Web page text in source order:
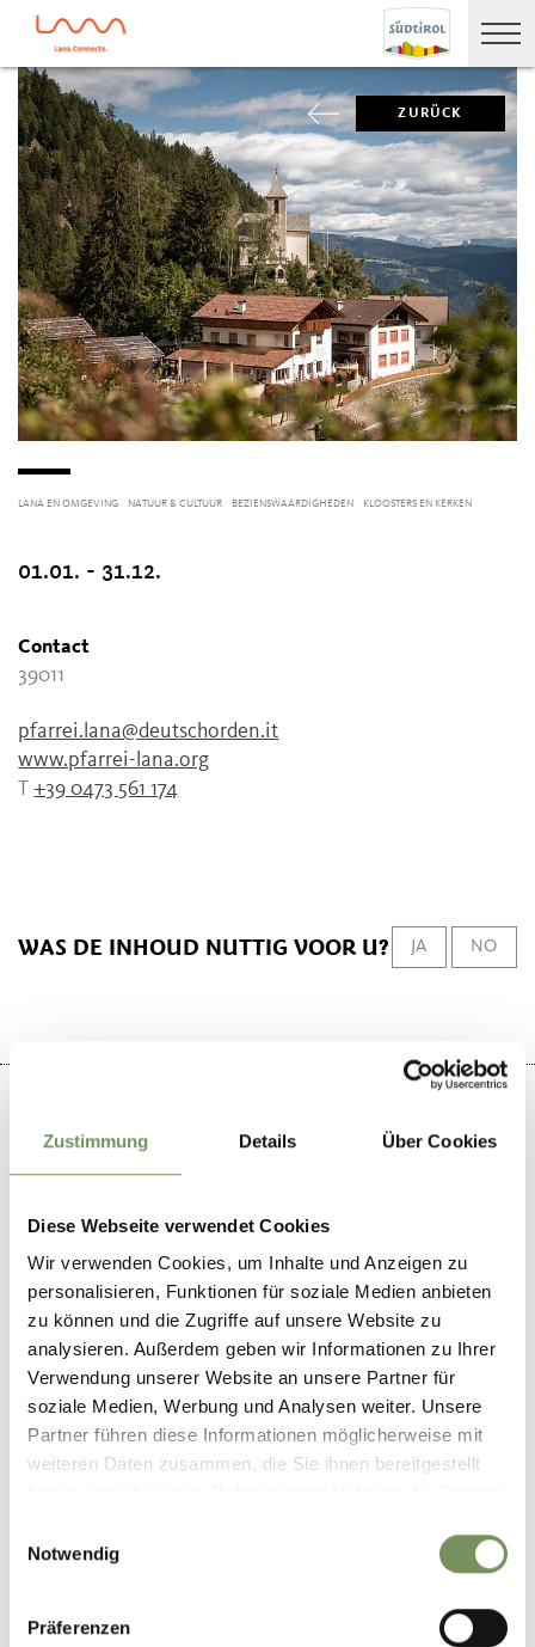
Zustimmung Details Über Cookies
Diese Webseite verwendet Cookies
Wir verwenden Cookies, um Inhalte und Anzeigen zu
personalisieren, Funktionen für soziale Medien anbieten
zu können und die Zugriffe auf unsere Website zu
analysieren. Außerdem geben wir Informationen zu Ihrer
Verwendung unserer Website an unsere Partner für
soziale Medien, Werbung und Analysen weiter. Unsere
Partner führen diese Informationen möglicherweise mit
weiteren Daten zusammen, die Sie ihnen bereitgestellt
Notwendig
Präferenzen
ZURÜCK
LANA EN OMGEVING NATUUR & CULTUUR BEZIENSWAARDIGHEDEN KLOOSTERS EN KERKEN
01.01. - 31.12.
Contact
39011
pfarrei.lana@deutschorden.it
www.pfarrei-lana.org
T+39 0473 561 174
WAS DE INHOUD NUTTIG VOOR U? JA NO
−